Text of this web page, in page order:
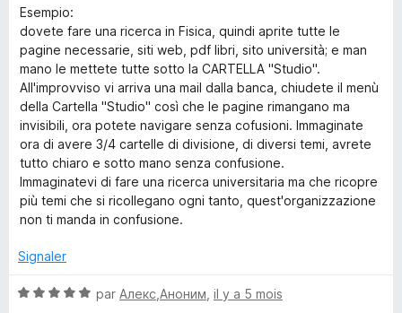
Esempio:
dovete fare una ricerca in Fisica, quindi aprite tutte le
pagine necessarie, siti web, pdf libri, sito università; e man
mano le mettete tutte sotto la CARTELLA "Studio".
All'improvviso vi arriva una mail dalla banca, chiudete il menù
della Cartella "Studio" così che le pagine rimangano ma
invisibili, ora potete navigare senza cofusioni. Immaginate
ora di avere 3/4 cartelle di divisione, di diversi temi, avrete
tutto chiaro e sotto mano senza confusione.
Immaginatevi di fare una ricerca universitaria ma che ricopre
più temi che si ricollegano ogni tanto, quest'organizzazione
non ti manda in confusione.
Signaler
N
par Алекс,Аноним il y a 5 mois